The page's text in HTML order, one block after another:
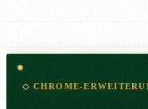
◇ CHROME-